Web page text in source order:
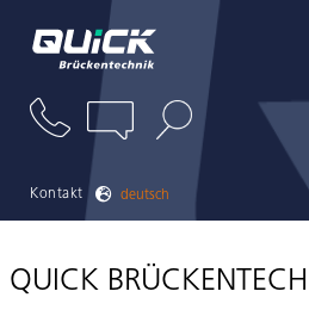
Kontakt deutsch
ANSPRECHPARTNER
NEWS
REFERENZEN
QUICK